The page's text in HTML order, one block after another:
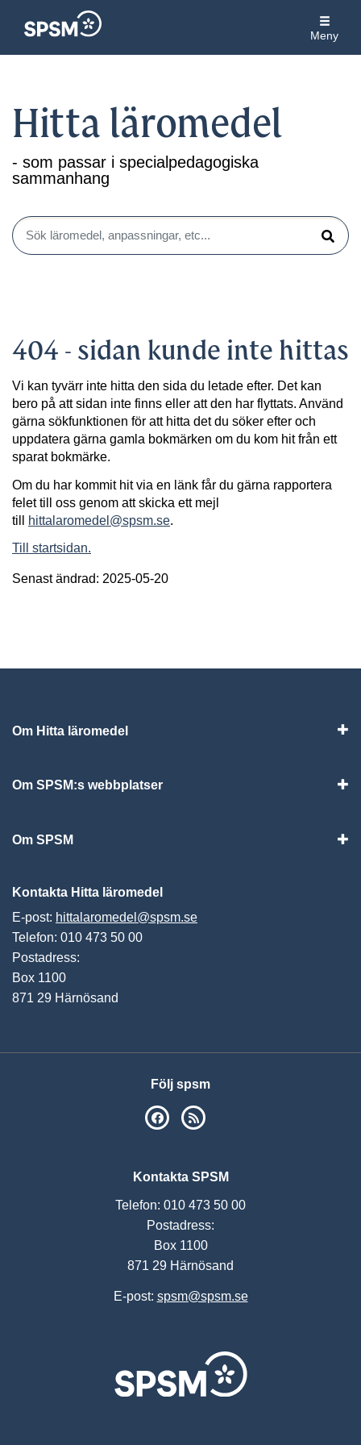
Meny
Hitta läromedel
- som passar i specialpedagogiska
sammanhang
Sök läromedel, anpassningar, etc...
Sök
404 - sidan kunde inte hittas
Vi kan tyvärr inte hitta den sida du letade efter. Det kan
bero på att sidan inte finns eller att den har flyttats. Använd
gärna sökfunktionen för att hitta det du söker efter och
uppdatera gärna gamla bokmärken om du kom hit från ett
sparat bokmärke.
Om du har kommit hit via en länk får du gärna rapportera
felet till oss genom att skicka ett mejl
till
hittalaromedel@spsm.se.
Till startsidan.
Senast ändrad: 2025-05-20
Om Hitta läromedel
Om SPSM:s webbplatser
Om SPSM
Kontakta Hitta läromedel
E-post: hittalaromedel@spsm.se
Telefon: 010 473 50 00
Postadress:
Box 1100
871 29 Härnösand
Följ spsm
SPSM på Facebook
Kontakta SPSM
Telefon: 010 473 50 00
Postadress:
Box 1100
871 29 Härnösand
E-post: spsm@spsm.se